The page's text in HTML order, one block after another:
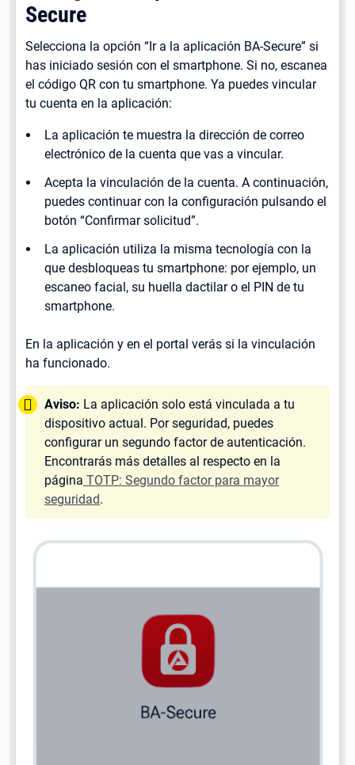
Secure
Selecciona la opción “Ir a la aplicación BA-Secure” si
has iniciado sesión con el smartphone. Si no, escanea
el código QR con tu smartphone. Ya puedes vincular
tu cuenta en la aplicación:
La aplicación te muestra la dirección de correo
electrónico de la cuenta que vas a vincular.
Acepta la vinculación de la cuenta. A continuación,
puedes continuar con la configuración pulsando el
botón “Confirmar solicitud”.
La aplicación utiliza la misma tecnología con la
que desbloqueas tu smartphone: por ejemplo, un
escaneo facial, su huella dactilar o el PIN de tu
smartphone.
En la aplicación y en el portal verás si la vinculación
ha funcionado.
Tipp:
Aviso: La aplicación solo está vinculada a tu
dispositivo actual. Por seguridad, puedes
configurar un segundo factor de autenticación.
Encontrarás más detalles al respecto en la
página TOTP: Segundo factor para mayor
seguridad.